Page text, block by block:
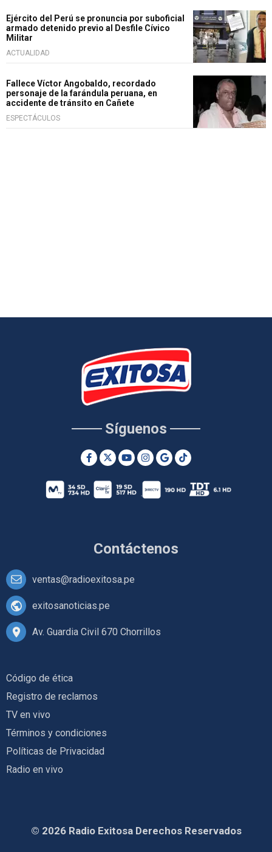
Ejército del Perú se pronuncia por suboficial
armado detenido previo al Desfile Cívico
Militar
ACTUALIDAD
Fallece Víctor Angobaldo, recordado
personaje de la farándula peruana, en
accidente de tránsito en Cañete
ESPECTÁCULOS
Contáctenos
ventas@radioexitosa.pe
exitosanoticias.pe
Av. Guardia Civil 670 Chorrillos
Síguenos
Código de ética
Registro de reclamos
TV en vivo
Términos y condiciones
Políticas de Privacidad
Radio en vivo
© 2026 Radio Exitosa Derechos Reservados